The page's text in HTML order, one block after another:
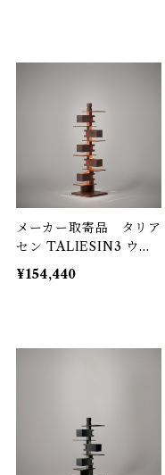
メーカー取寄品 タリア
セン TALIESIN3 ウォ
ルナット 322S7265（S
2311H）/ Frank Lloyd
¥154,440